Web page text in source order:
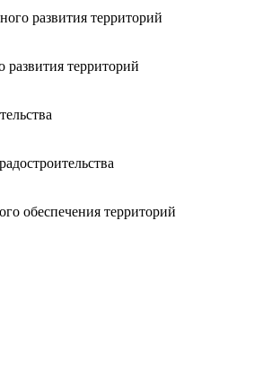
развития территорий
развития территорий
обеспечения территорий